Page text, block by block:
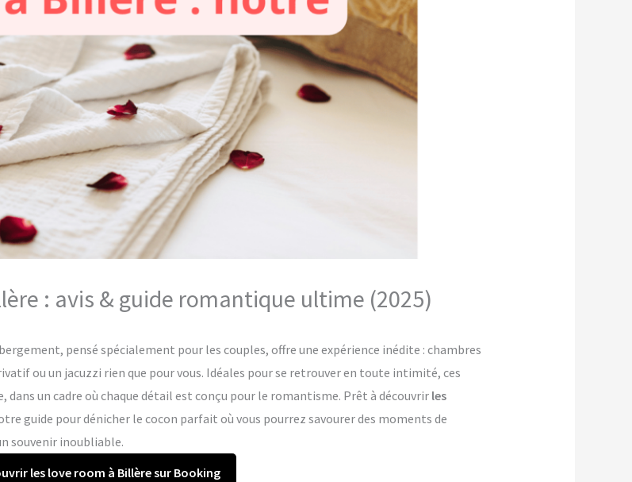
: avis & guide romantique ultime (2025)
pensé spécialement pour les couples, offre une expérience inédite : chambres
ou un jacuzzi rien que pour vous. Idéales pour se retrouver en toute intimité, ces
un cadre où chaque détail est conçu pour le romantisme. Prêt à découvrir les
guide pour dénicher le cocon parfait où vous pourrez savourer des moments de
souvenir inoubliable.
les love room à Billère sur Booking